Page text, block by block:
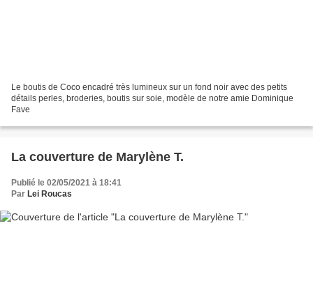
Le boutis de Coco encadré très lumineux sur un fond noir avec des petits
détails perles, broderies, boutis sur soie, modèle de notre amie Dominique
Fave
La couverture de Marylène T.
Publié le 02/05/2021 à 18:41
Par Lei Roucas